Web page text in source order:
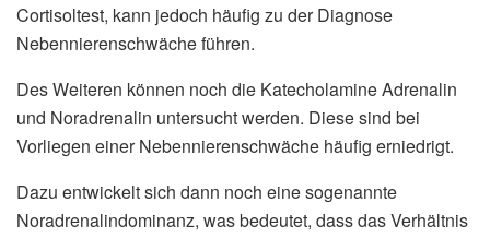
Cortisoltest, kann jedoch häufig zu der Diagnose
Nebennierenschwäche führen.
Des Weiteren können noch die Katecholamine Adrenalin
und Noradrenalin untersucht werden. Diese sind bei
Vorliegen einer Nebennierenschwäche häufig erniedrigt.
Dazu entwickelt sich dann noch eine sogenannte
Noradrenalindominanz, was bedeutet, dass das Verhältnis